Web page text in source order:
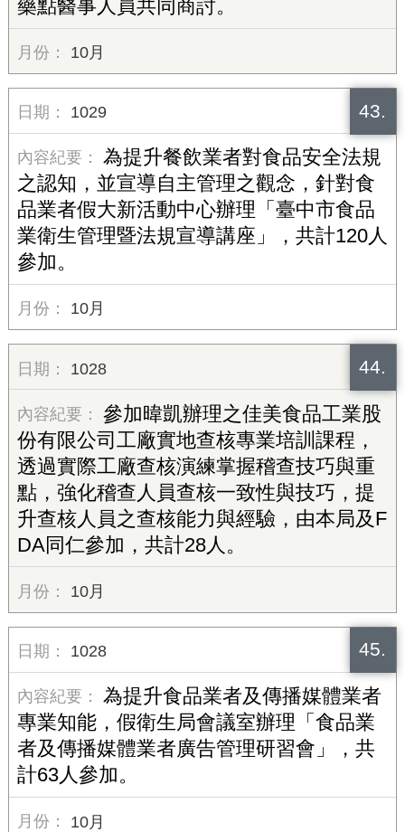
藥點醫事人員共同商討。
10月
43.
1029
為提升餐飲業者對食品安全法規
之認知，並宣導自主管理之觀念，針對食
品業者假大新活動中心辦理「臺中市食品
業衛生管理暨法規宣導講座」，共計120人
參加。
10月
44.
1028
參加暐凱辦理之佳美食品工業股
份有限公司工廠實地查核專業培訓課程，
透過實際工廠查核演練掌握稽查技巧與重
點，強化稽查人員查核一致性與技巧，提
升查核人員之查核能力與經驗，由本局及F
DA同仁參加，共計28人。
10月
45.
1028
為提升食品業者及傳播媒體業者
專業知能，假衛生局會議室辦理「食品業
者及傳播媒體業者廣告管理研習會」，共
計63人參加。
10月